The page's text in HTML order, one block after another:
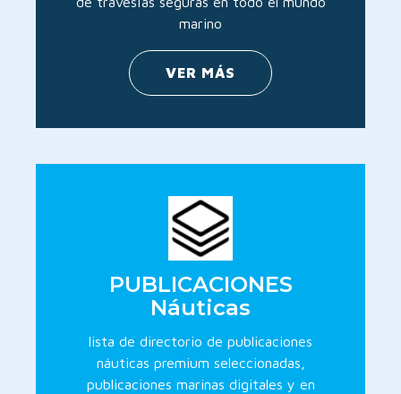
marino
VER MÁS
PUBLICACIONES
Náuticas
lista de directorio de publicaciones
náuticas premium seleccionadas,
publicaciones marinas digitales y en